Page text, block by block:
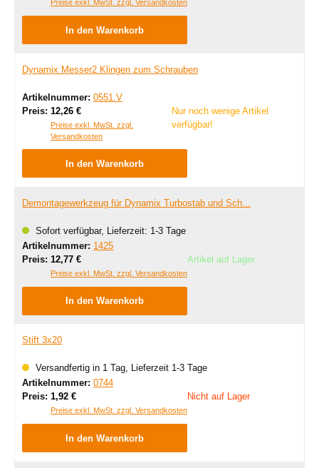
Preise exkl. MwSt. zzgl. Versandkosten
In den Warenkorb
Dynamix Messer2 Klingen zum Schrauben
Artikelnummer: 0551.V
Preis: Regulärer Preis:
12,26 €
Preise exkl. MwSt. zzgl.
Versandkosten
Nur noch wenige Artikel
verfügbar!
In den Warenkorb
Demontagewerkzeug für Dynamix Turbostab und Sch...
Sofort verfügbar, Lieferzeit: 1-3 Tage
Artikelnummer: 1425
Preis: Regulärer Preis:
12,77 €
Preise exkl. MwSt. zzgl. Versandkosten
Artikel auf Lager
In den Warenkorb
Stift 3x20
Versandfertig in 1 Tag, Lieferzeit 1-3 Tage
Artikelnummer: 0744
Preis: Regulärer Preis:
1,92 €
Preise exkl. MwSt. zzgl. Versandkosten
Nicht auf Lager
In den Warenkorb